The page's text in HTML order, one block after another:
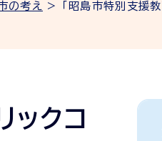
の考え
> 「昭島市特別支援教
ックコ